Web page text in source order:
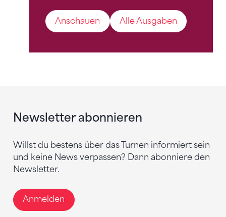
Anschauen Alle Ausgaben
Newsletter abonnieren
Willst du bestens über das Turnen informiert sein
und keine News verpassen? Dann abonniere den
Newsletter.
Anmelden